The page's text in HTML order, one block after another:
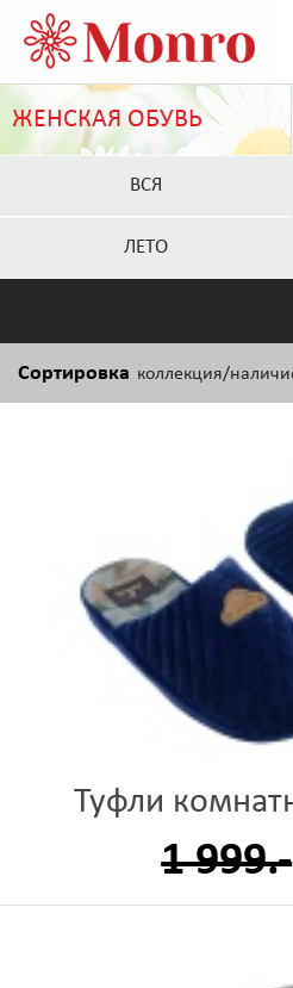
ЖЕНСКАЯ ОБУВЬ
ВСЯ
ЛЕТО
Сортировка коллекция/
Туфли
1 999.-